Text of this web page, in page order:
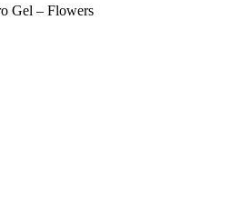
Gel – Flowers